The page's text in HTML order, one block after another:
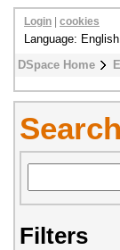
DSpace Home
Login cookies
Language: English
Search
Filters